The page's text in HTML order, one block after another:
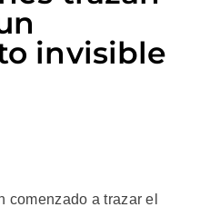
invisible
comenzado a trazar el